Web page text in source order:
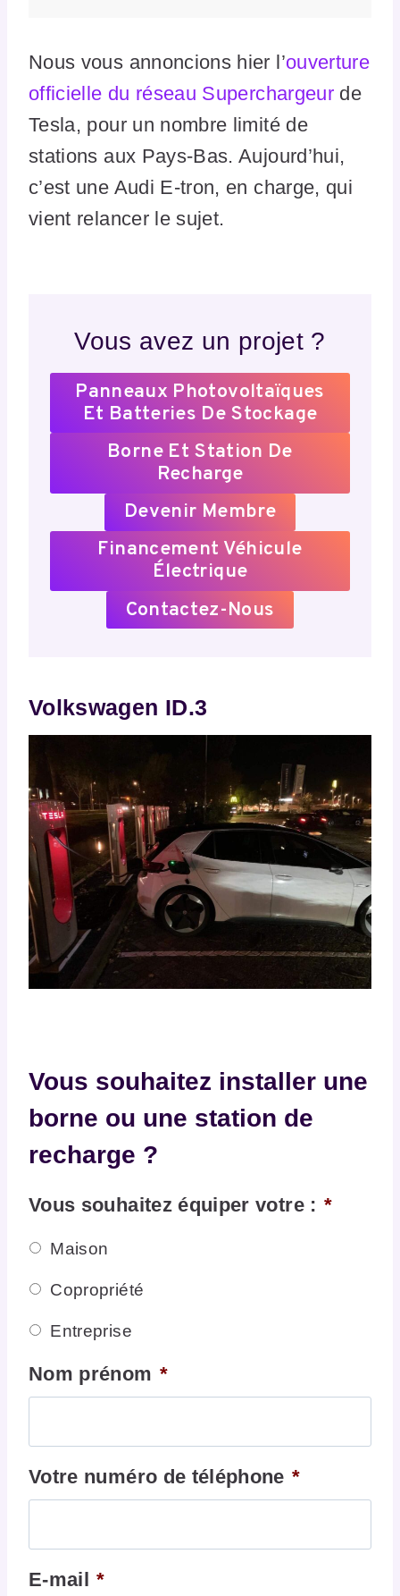
Nous vous annoncions hier l’ouverture
officielle du réseau Superchargeurde
Tesla, pour un nombre limité de
stations aux Pays-Bas. Aujourd’hui,
c’est une Audi E-tron, en charge, qui
vient relancer le sujet.
Vous avez un projet ?
Panneaux Photovoltaïques
Et Batteries De Stockage
Borne Et Station De
Recharge
Devenir Membre
Financement Véhicule
Électrique
Contactez-Nous
Volkswagen ID.3
Vous souhaitez installer une
borne ou une station de
recharge ?
Vous souhaitez équiper votre : *
Maison
Copropriété
Entreprise
Nom prénom *
Votre numéro de téléphone *
E-mail *